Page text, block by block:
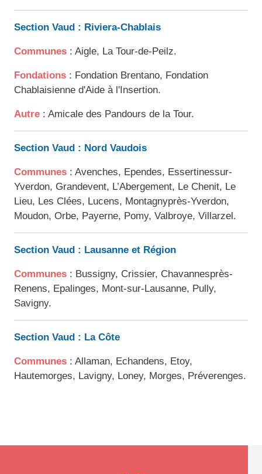
Section Vaud : Riviera-Chablais
Communes : Aigle, La Tour-de-Peilz.
Fondations : Fondation Brentano, Fondation
Chablaisienne d'Aide à l'Insertion.
Autre : Amicale des Pandours de la Tour.
Section Vaud : Nord Vaudois
Communes : Avenches, Ependes, Essertinessur-
Yverdon, Grandevent, L’Abergement, Le Chenit, Le
Lieu, Les Clées, Lucens, Montagnyprès-Yverdon,
Moudon, Orbe, Payerne, Pomy, Valbroye, Villarzel.
Section Vaud : Lausanne et Région
Communes : Bussigny, Crissier, Chavannesprès-
Renens, Epalinges, Mont-sur-Lausanne, Pully,
Savigny.
Section Vaud : La Côte
Communes : Allaman, Echandens, Etoy,
Hautemorges, Lavigny, Loney, Morges, Préverenges.